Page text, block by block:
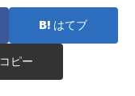
はてブ
コピー